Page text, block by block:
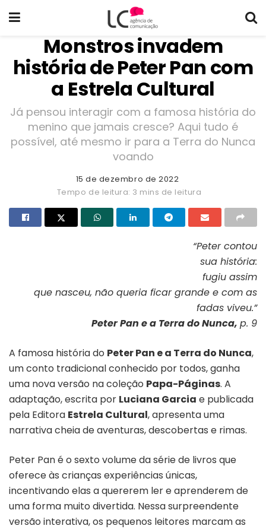
Monstros invadem
história de Peter Pan com
a Estrela Cultural
Já pensou interagir com a famosa história do
menino que jamais cresce? Aqui tudo é
possível, até mesmo ir para a Terra do Nunca
voando
15 de dezembro de 2022
Tempo de leitura: 3 mins de leitura
“Peter contou
sua história:
fugiu assim
que nasceu, não queria ficar grande e com as
fadas viveu.”
Peter Pan e a Terra do Nunca, p. 9
A famosa história do Peter Pan e a Terra do Nunca,
um conto tradicional conhecido por todos, ganha
uma nova versão na coleção Papa-Páginas. A
adaptação, escrita por Luciana Garcia e publicada
pela Editora Estrela Cultural, apresenta uma
narrativa cheia de aventuras, descobertas e rimas.
Peter Pan é o sexto volume da série de livros que
oferece às crianças experiências únicas,
incentivando elas a quererem ler e aprenderem de
uma forma muito divertida. Nessa surpreendente
versão interativa, os pequenos leitores marcam as